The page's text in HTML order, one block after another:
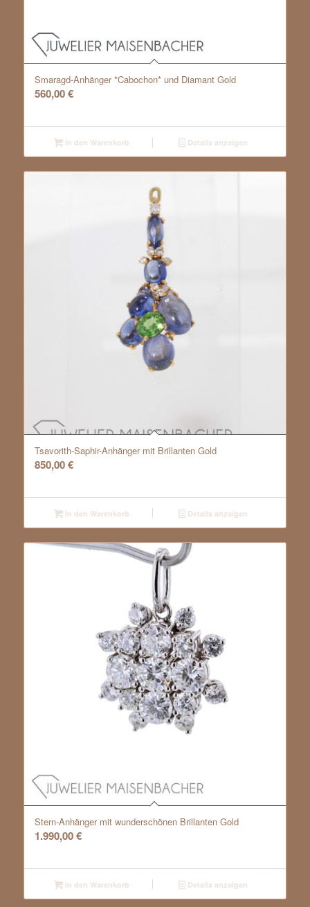
Smaragd-Anhänger *Cabochon* und Diamant Gold
560,00€
In den Warenkorb Details anzeigen
Tsavorith-Saphir-Anhänger mit Brillanten Gold
850,00€
In den Warenkorb Details anzeigen
Stern-Anhänger mit wunderschönen Brillanten Gold
1.990,00€
In den Warenkorb Details anzeigen